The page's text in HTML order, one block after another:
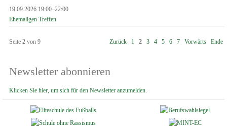
19.09.2026 19:00–22:00
Ehemaligen Treffen
Seite 2 von 9 Zurück 1 2 3 4 5 6 7 Vorwärts Ende
Newsletter abonnieren
Klicken Sie hier, um sich für den Newsletter anzumelden.